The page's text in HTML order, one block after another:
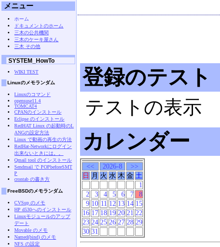
登録のテスト
テストの表示
カレンダー
<< 2026-8
>>
日 月 火 水 木 金 土
1
2
3 4 5 6 7
8
9 10 11 12 13 14 15
16 17 18 19 20 21 22
23 24 25 26 27 28 29
30 31
メニュー
ホーム
ドキュメントのホーム
三木の公共機関
三木のケーキ屋さん
三木 その他
SYSTEM_HowTo
WIKI TEST
Linuxのメモランダム
Linuxのコマンド
opensuse11.4
TOMCAT4
CPANのインストール
Eclipse のインストール
RedHAT Linux の起動時のL
ANGの設定方法
Linux で動画の再生の方法
RedHat-Networkにログイン
出来ないときには。。
Qmail tool のインストール
Sendmail で POPbeforeSMT
P
crontab の書き方
FreeBSDのメモランダム
CVSup のメモ
HP d530へのインストール
Linuxモジュールのアップ
デート
Movable のメモ
Named(bind) のメモ
NFS の設定